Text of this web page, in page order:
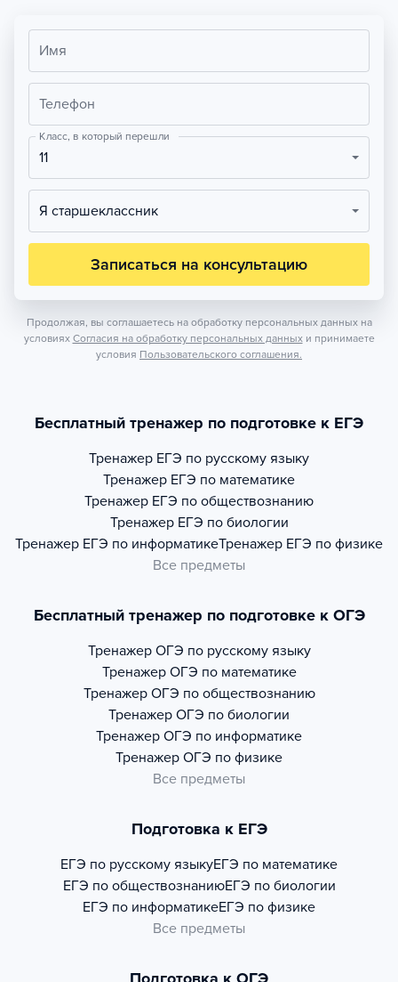
Имя
Телефон
Класс, в который перешли
11
Я старшеклассник
Записаться на консультацию
Продолжая, вы соглашаетесь на обработку персональных данных на
условиях Согласия на обработку персональных данных и принимаете
условия Пользовательского соглашения.
Бесплатный тренажер по подготовке к ЕГЭ
Тренажер ЕГЭ по русскому языку
Тренажер ЕГЭ по математике
Тренажер ЕГЭ по обществознанию
Тренажер ЕГЭ по биологии
Тренажер ЕГЭ по информатикеТренажер ЕГЭ по физике
Все предметы
Бесплатный тренажер по подготовке к ОГЭ
Тренажер ОГЭ по русскому языку
Тренажер ОГЭ по математике
Тренажер ОГЭ по обществознанию
Тренажер ОГЭ по биологии
Тренажер ОГЭ по информатике
Тренажер ОГЭ по физике
Все предметы
Подготовка к ЕГЭ
ЕГЭ по русскому языкуЕГЭ по математике
ЕГЭ по обществознаниюЕГЭ по биологии
ЕГЭ по информатикеЕГЭ по физике
Все предметы